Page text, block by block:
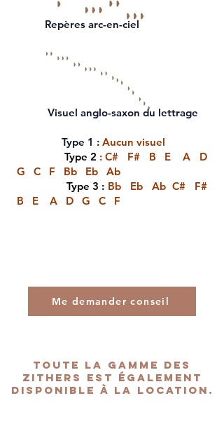
Repères arc-en-ciel
Visuel anglo-saxon du lettrage
Type 1 : Aucun visuel
Type 2 : C# F# B E A D
G C F Bb Eb Ab
Type 3 : Bb Eb Ab C# F#
B E A D G C F
Me demander conseil
Toute la gamme des
ZITHERS est également
disponible à la location.